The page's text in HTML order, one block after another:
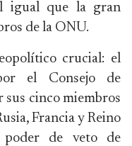
igual que la gran
de la ONU.
crucial: el
el Consejo de
sus cinco miembros
Francia y Reino
poder de veto de